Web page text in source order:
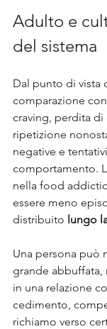
Adulto e
del sistema
Dal punto di vista
comparazione
craving, perdita
ripetizione
negative e
comportamento.
nella food
essere meno
distribuito lungo
Una persona può
grande abbuffata,
in una relazione
cedimento,
richiamo verso